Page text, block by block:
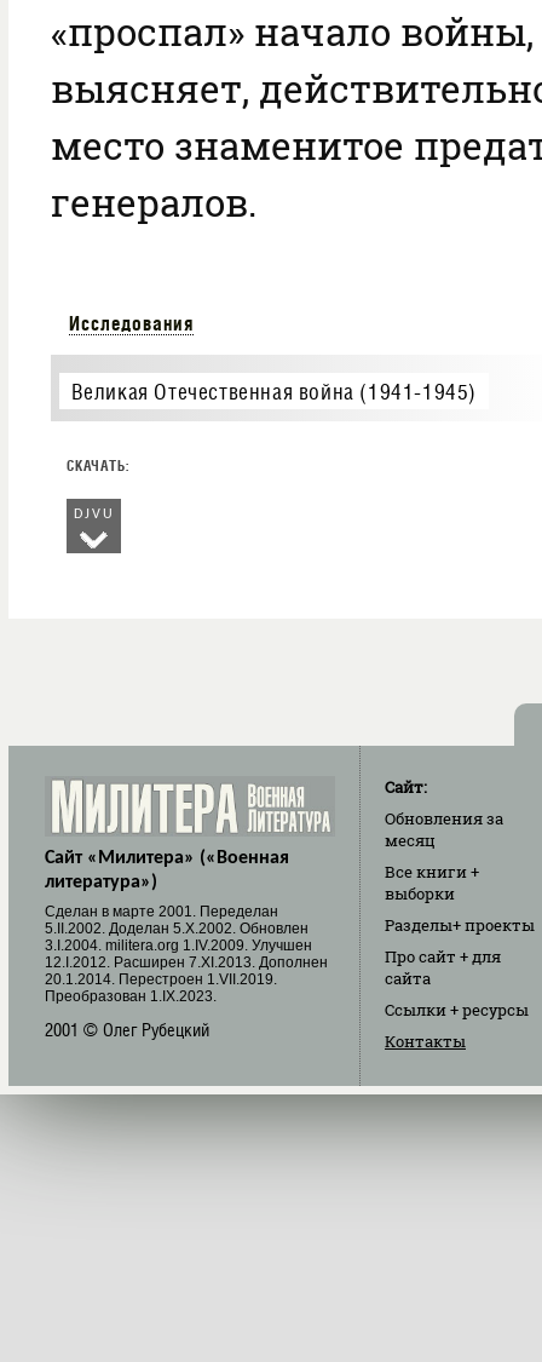
«проспал» начало
выясняет,
место знаменитое
генералов.
Исследования
Великая Отечественная война (1941-1945)
DJVU
Сайт «Милитера» («Военная
литература»)
Cделан в марте 2001. Переделан
5.II.2002. Доделан 5.X.2002. Обновлен
3.I.2004. militera.org 1.IV.2009. Улучшен
12.I.2012. Расширен 7.XI.2013. Дополнен
20.1.2014. Перестроен 1.VII.2019.
Преобразован 1.IX.2023.
2001 © Олег Рубецкий
Сайт:
Обновленияза
месяц
Все книги+
выборки
Разделы+ проекты
Про сайт + для
сайта
Ссылки+ ресурсы
Контакты